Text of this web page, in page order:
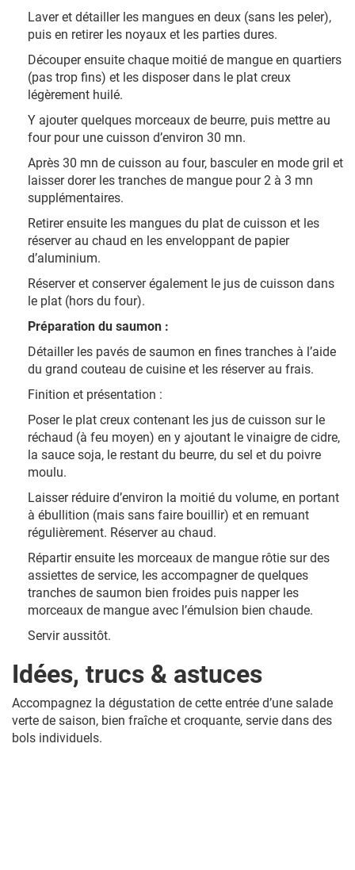
Laver et détailler les mangues en deux (sans les peler),
puis en retirer les noyaux et les parties dures.
Découper ensuite chaque moitié de mangue en quartiers
(pas trop fins) et les disposer dans le plat creux
légèrement huilé.
Y ajouter quelques morceaux de beurre, puis mettre au
four pour une cuisson d’environ 30 mn.
Après 30 mn de cuisson au four, basculer en mode gril et
laisser dorer les tranches de mangue pour 2 à 3 mn
supplémentaires.
Retirer ensuite les mangues du plat de cuisson et les
réserver au chaud en les enveloppant de papier
d’aluminium.
Réserver et conserver également le jus de cuisson dans
le plat (hors du four).
Préparation du saumon :
Détailler les pavés de saumon en fines tranches à l’aide
du grand couteau de cuisine et les réserver au frais.
Finition et présentation :
Poser le plat creux contenant les jus de cuisson sur le
réchaud (à feu moyen) en y ajoutant le vinaigre de cidre,
la sauce soja, le restant du beurre, du sel et du poivre
moulu.
Laisser réduire d’environ la moitié du volume, en portant
à ébullition (mais sans faire bouillir) et en remuant
régulièrement. Réserver au chaud.
Répartir ensuite les morceaux de mangue rôtie sur des
assiettes de service, les accompagner de quelques
tranches de saumon bien froides puis napper les
morceaux de mangue avec l’émulsion bien chaude.
Servir aussitôt.
Idées, trucs & astuces
Accompagnez la dégustation de cette entrée d’une salade
verte de saison, bien fraîche et croquante, servie dans des
bols individuels.